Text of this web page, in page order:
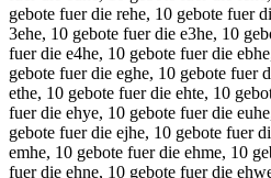
gebote fuer die rehe, 10 gebote fuer
3ehe, 10 gebote fuer die e3he, 10
fuer die e4he, 10 gebote fuer die
gebote fuer die eghe, 10 gebote fuer
ethe, 10 gebote fuer die ehte, 10
fuer die ehye, 10 gebote fuer die
gebote fuer die ejhe, 10 gebote fuer
emhe, 10 gebote fuer die ehme, 10
fuer die ehne, 10 gebote fuer die